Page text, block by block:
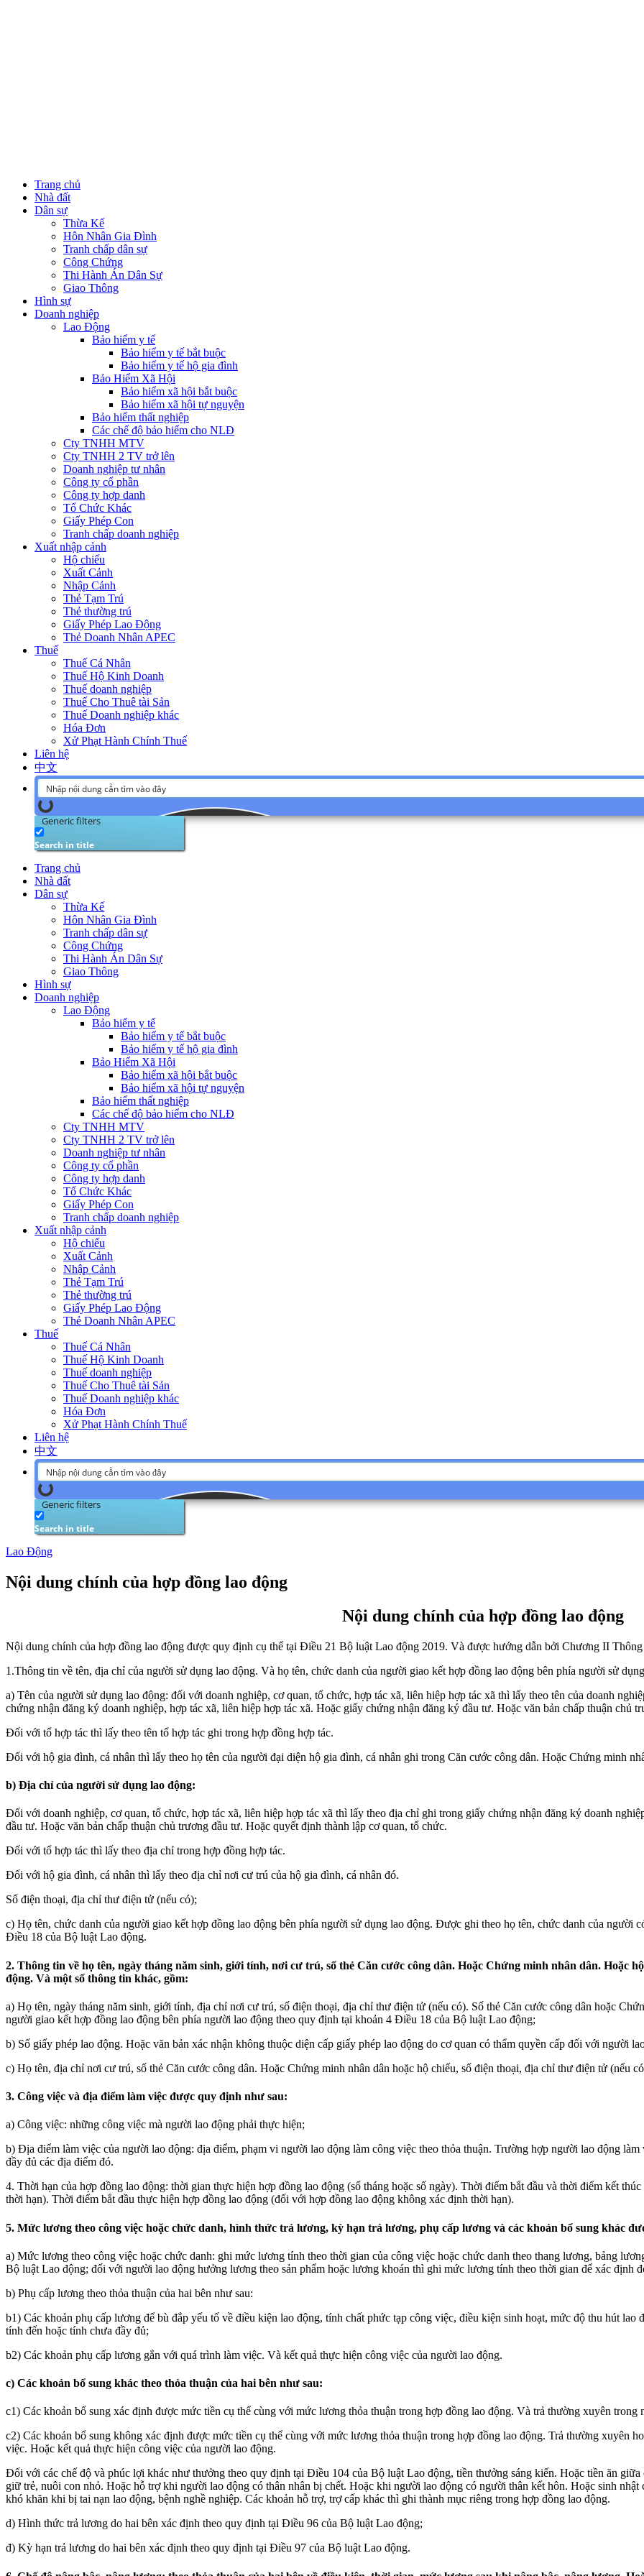
Trang chủ
Nhà đất
Dân sự
Thừa Kế
Hôn Nhân Gia Đình
Tranh chấp dân sự
Công Chứng
Thi Hành Án Dân Sự
Giao Thông
Hình sự
Doanh nghiệp
Lao Động
Bảo hiểm y tế
Bảo hiểm y tế bắt buộc
Bảo hiểm y tế hộ gia đình
Bảo Hiểm Xã Hội
Bảo hiểm xã hội bắt buộc
Bảo hiểm xã hội tự nguyện
Bảo hiểm thất nghiệp
Các chế độ bảo hiểm cho NLĐ
Cty TNHH MTV
Cty TNHH 2 TV trở lên
Doanh nghiệp tư nhân
Công ty cổ phần
Công ty hợp danh
Tổ Chức Khác
Giấy Phép Con
Tranh chấp doanh nghiệp
Xuất nhập cảnh
Hộ chiếu
Xuất Cảnh
Nhập Cảnh
Thẻ Tạm Trú
Thẻ thường trú
Giấy Phép Lao Động
Thẻ Doanh Nhân APEC
Thuế
Thuế Cá Nhân
Thuế Hộ Kinh Doanh
Thuế doanh nghiệp
Thuế Cho Thuê tài Sản
Thuế Doanh nghiệp khác
Hóa Đơn
Xử Phạt Hành Chính Thuế
Liên hệ
中文
Generic filters
Search in title
Trang chủ
Nhà đất
Dân sự
Thừa Kế
Hôn Nhân Gia Đình
Tranh chấp dân sự
Công Chứng
Thi Hành Án Dân Sự
Giao Thông
Hình sự
Doanh nghiệp
Lao Động
Bảo hiểm y tế
Bảo hiểm y tế bắt buộc
Bảo hiểm y tế hộ gia đình
Bảo Hiểm Xã Hội
Bảo hiểm xã hội bắt buộc
Bảo hiểm xã hội tự nguyện
Bảo hiểm thất nghiệp
Các chế độ bảo hiểm cho NLĐ
Cty TNHH MTV
Cty TNHH 2 TV trở lên
Doanh nghiệp tư nhân
Công ty cổ phần
Công ty hợp danh
Tổ Chức Khác
Giấy Phép Con
Tranh chấp doanh nghiệp
Xuất nhập cảnh
Hộ chiếu
Xuất Cảnh
Nhập Cảnh
Thẻ Tạm Trú
Thẻ thường trú
Giấy Phép Lao Động
Thẻ Doanh Nhân APEC
Thuế
Thuế Cá Nhân
Thuế Hộ Kinh Doanh
Thuế doanh nghiệp
Thuế Cho Thuê tài Sản
Thuế Doanh nghiệp khác
Hóa Đơn
Xử Phạt Hành Chính Thuế
Liên hệ
中文
Generic filters
Search in title
Lao Động
Nội dung chính của hợp đồng lao động
Nội dung chính của hợp đồng lao động
Nội dung chính của hợp đồng lao động được quy định cụ thể tại Điều 21 Bộ luật Lao động 2019. Và được hướng dẫn bởi Chương II
1.Thông tin về tên, địa chỉ của người sử dụng lao động. Và họ tên, chức danh của người giao kết hợp đồng lao động bên phía người sử
a) Tên của người sử dụng lao động: đối với doanh nghiệp, cơ quan, tổ chức, hợp tác xã, liên hiệp hợp tác xã thì lấy theo tên của doanh
chứng nhận đăng ký doanh nghiệp, hợp tác xã, liên hiệp hợp tác xã. Hoặc giấy chứng nhận đăng ký đầu tư. Hoặc văn bản chấp thuận chủ
Đối với tổ hợp tác thì lấy theo tên tổ hợp tác ghi trong hợp đồng hợp tác.
Đối với hộ gia đình, cá nhân thì lấy theo họ tên của người đại diện hộ gia đình, cá nhân ghi trong Căn cước công dân. Hoặc Chứng minh
b) Địa chỉ của người sử dụng lao động:
Đối với doanh nghiệp, cơ quan, tổ chức, hợp tác xã, liên hiệp hợp tác xã thì lấy theo địa chỉ ghi trong giấy chứng nhận đăng ký doanh
đầu tư. Hoặc văn bản chấp thuận chủ trương đầu tư. Hoặc quyết định thành lập cơ quan, tổ chức.
Đối với tổ hợp tác thì lấy theo địa chỉ trong hợp đồng hợp tác.
Đối với hộ gia đình, cá nhân thì lấy theo địa chỉ nơi cư trú của hộ gia đình, cá nhân đó.
Số điện thoại, địa chỉ thư điện tử (nếu có);
c) Họ tên, chức danh của người giao kết hợp đồng lao động bên phía người sử dụng lao động. Được ghi theo họ tên, chức danh của người
Điều 18 của Bộ luật Lao động.
2. Thông tin về họ tên, ngày tháng năm sinh, giới tính, nơi cư trú, số thẻ Căn cước công dân. Hoặc Chứng minh nhân dân. Hoặc
động. Và một số thông tin khác, gồm:
a) Họ tên, ngày tháng năm sinh, giới tính, địa chỉ nơi cư trú, số điện thoại, địa chỉ thư điện tử (nếu có). Số thẻ Căn cước công dân hoặc
người giao kết hợp đồng lao động bên phía người lao động theo quy định tại khoản 4 Điều 18 của Bộ luật Lao động;
b) Số giấy phép lao động. Hoặc văn bản xác nhận không thuộc diện cấp giấy phép lao động do cơ quan có thẩm quyền cấp đối với người
c) Họ tên, địa chỉ nơi cư trú, số thẻ Căn cước công dân. Hoặc Chứng minh nhân dân hoặc hộ chiếu, số điện thoại, địa chỉ thư điện tử (nếu
3. Công việc và địa điểm làm việc được quy định như sau:
a) Công việc: những công việc mà người lao động phải thực hiện;
b) Địa điểm làm việc của người lao động: địa điểm, phạm vi người lao động làm công việc theo thỏa thuận. Trường hợp người lao động
đầy đủ các địa điểm đó.
4. Thời hạn của hợp đồng lao động: thời gian thực hiện hợp đồng lao động (số tháng hoặc số ngày). Thời điểm bắt đầu và thời điểm kết
thời hạn). Thời điểm bắt đầu thực hiện hợp đồng lao động (đối với hợp đồng lao động không xác định thời hạn).
5. Mức lương theo công việc hoặc chức danh, hình thức trả lương, kỳ hạn trả lương, phụ cấp lương và các khoản bổ sung khác
a) Mức lương theo công việc hoặc chức danh: ghi mức lương tính theo thời gian của công việc hoặc chức danh theo thang lương, bảng
Bộ luật Lao động; đối với người lao động hưởng lương theo sản phẩm hoặc lương khoán thì ghi mức lương tính theo thời gian để xác định
b) Phụ cấp lương theo thỏa thuận của hai bên như sau:
b1) Các khoản phụ cấp lương để bù đắp yếu tố về điều kiện lao động, tính chất phức tạp công việc, điều kiện sinh hoạt, mức độ thu hút
tính đến hoặc tính chưa đầy đủ;
b2) Các khoản phụ cấp lương gắn với quá trình làm việc. Và kết quả thực hiện công việc của người lao động.
c) Các khoản bổ sung khác theo thỏa thuận của hai bên như sau:
c1) Các khoản bổ sung xác định được mức tiền cụ thể cùng với mức lương thỏa thuận trong hợp đồng lao động. Và trả thường xuyên trong
c2) Các khoản bổ sung không xác định được mức tiền cụ thể cùng với mức lương thỏa thuận trong hợp đồng lao động. Trả thường xuyên
việc. Hoặc kết quả thực hiện công việc của người lao động.
Đối với các chế độ và phúc lợi khác như thưởng theo quy định tại Điều 104 của Bộ luật Lao động, tiền thưởng sáng kiến. Hoặc tiền ăn
giữ trẻ, nuôi con nhỏ. Hoặc hỗ trợ khi người lao động có thân nhân bị chết. Hoặc khi người lao động có người thân kết hôn. Hoặc sinh
khó khăn khi bị tai nạn lao động, bệnh nghề nghiệp. Các khoản hỗ trợ, trợ cấp khác thì ghi thành mục riêng trong hợp đồng lao động.
d) Hình thức trả lương do hai bên xác định theo quy định tại Điều 96 của Bộ luật Lao động;
đ) Kỳ hạn trả lương do hai bên xác định theo quy định tại Điều 97 của Bộ luật Lao động.